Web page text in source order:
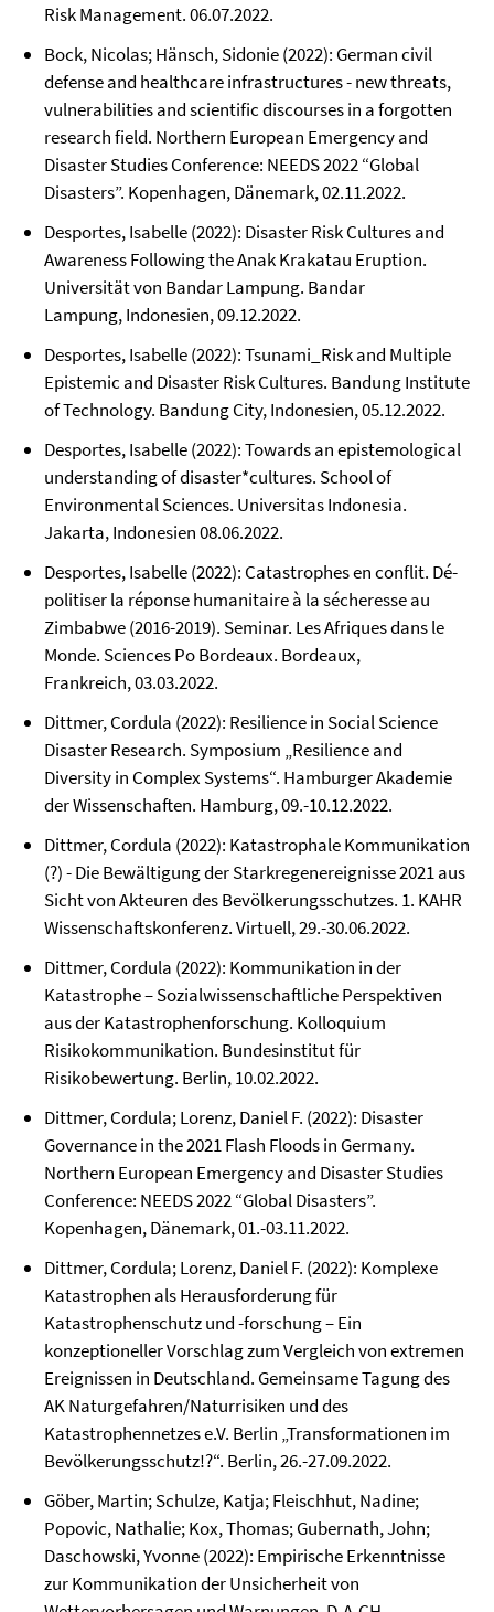
Risk Management. 06.07.2022.
Bock, Nicolas; Hänsch, Sidonie (2022): German civil
defense and healthcare infrastructures - new threats,
vulnerabilities and scientific discourses in a forgotten
research field. Northern European Emergency and
Disaster Studies Conference: NEEDS 2022 “Global
Disasters”. Kopenhagen, Dänemark, 02.11.2022.
Desportes, Isabelle (2022): Disaster Risk Cultures and
Awareness Following the Anak Krakatau Eruption.
Universität von Bandar Lampung. Bandar
Lampung, Indonesien, 09.12.2022.
Desportes, Isabelle (2022): Tsunami_Risk and Multiple
Epistemic and Disaster Risk Cultures. Bandung Institute
of Technology. Bandung City, Indonesien, 05.12.2022.
Desportes, Isabelle (2022): Towards an epistemological
understanding of disaster*cultures. School of
Environmental Sciences. Universitas Indonesia.
Jakarta, Indonesien 08.06.2022.
Desportes, Isabelle (2022): Catastrophes en conflit. Dé-
politiser la réponse humanitaire à la sécheresse au
Zimbabwe (2016-2019). Seminar. Les Afriques dans le
Monde. Sciences Po Bordeaux. Bordeaux,
Frankreich, 03.03.2022.
Dittmer, Cordula (2022): Resilience in Social Science
Disaster Research. Symposium „Resilience and
Diversity in Complex Systems“. Hamburger Akademie
der Wissenschaften. Hamburg, 09.-10.12.2022.
Dittmer, Cordula (2022): Katastrophale Kommunikation
(?) - Die Bewältigung der Starkregenereignisse 2021 aus
Sicht von Akteuren des Bevölkerungsschutzes. 1. KAHR
Wissenschaftskonferenz. Virtuell, 29.-30.06.2022.
Dittmer, Cordula (2022): Kommunikation in der
Katastrophe – Sozialwissenschaftliche Perspektiven
aus der Katastrophenforschung. Kolloquium
Risikokommunikation. Bundesinstitut für
Risikobewertung. Berlin, 10.02.2022.
Dittmer, Cordula; Lorenz, Daniel F. (2022): Disaster
Governance in the 2021 Flash Floods in Germany.
Northern European Emergency and Disaster Studies
Conference: NEEDS 2022 “Global Disasters”.
Kopenhagen, Dänemark, 01.-03.11.2022.
Dittmer, Cordula; Lorenz, Daniel F. (2022): Komplexe
Katastrophen als Herausforderung für
Katastrophenschutz und -forschung – Ein
konzeptioneller Vorschlag zum Vergleich von extremen
Ereignissen in Deutschland. Gemeinsame Tagung des
AK Naturgefahren/Naturrisiken und des
Katastrophennetzes e.V. Berlin „Transformationen im
Bevölkerungsschutz!?“. Berlin, 26.-27.09.2022.
Göber, Martin; Schulze, Katja; Fleischhut, Nadine;
Popovic, Nathalie; Kox, Thomas; Gubernath, John;
Daschowski, Yvonne (2022): Empirische Erkenntnisse
zur Kommunikation der Unsicherheit von